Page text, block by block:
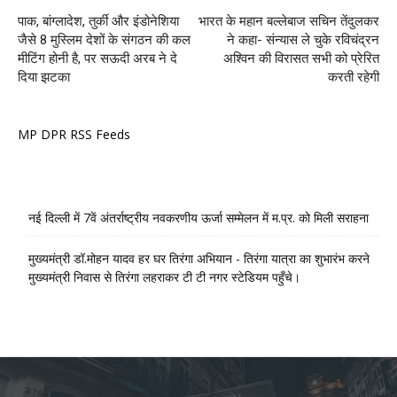
पाक, बांग्लादेश, तुर्की और इंडोनेशिया
जैसे 8 मुस्लिम देशों के संगठन की कल
मीटिंग होनी है, पर सऊदी अरब ने दे
दिया झटका
भारत के महान बल्लेबाज सचिन तेंदुलकर
ने कहा- संन्यास ले चुके रविचंद्रन
अश्विन की विरासत सभी को प्रेरित
करती रहेगी
MP DPR RSS Feeds
नई दिल्ली में 7वें अंतर्राष्ट्रीय नवकरणीय ऊर्जा सम्मेलन में म.प्र. को मिली सराहना
मुख्यमंत्री डॉ.मोहन यादव हर घर तिरंगा अभियान - तिरंगा यात्रा का शुभारंभ करने
मुख्यमंत्री निवास से तिरंगा लहराकर टी टी नगर स्टेडियम पहुँचे।